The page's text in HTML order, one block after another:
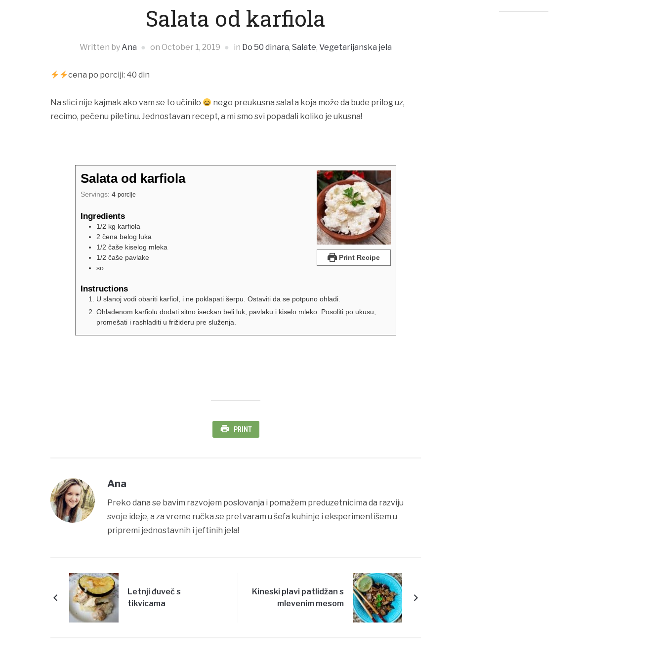
Salata od karfiola
Written byAna on October 1, 2019 in Do 50 dinara, Salate, Vegetarijanska jela
cena po porciji: 40 din
Na slici nije kajmak ako vam se to učinilo
nego preukusna salata koja može da bude prilog uz,
recimo, pečenu piletinu. Jednostavan recept, a mi smo svi popadali koliko je ukusna!
Print Recipe
Salata od karfiola
Servings: 4 porcije
Ingredients
1/2 kg karfiola
2 čena belog luka
1/2 čaše kiselog mleka
1/2 čaše pavlake
so
Instructions
U slanoj vodi obariti karfiol, i ne poklapati šerpu. Ostaviti da se potpuno ohladi.
Ohlađenom karfiolu dodati sitno iseckan beli luk, pavlaku i kiselo mleko. Posoliti po ukusu,
promešati i rashladiti u frižideru pre služenja.
PRINT
Ana
Preko dana se bavim razvojem poslovanja i pomažem preduzetnicima da razviju
svoje ideje, a za vreme ručka se pretvaram u šefa kuhinje i eksperimentišem u
pripremi jednostavnih i jeftinih jela!
Letnji đuveč s
tikvicama
Kineski plavi patlidžan s
mlevenim mesom